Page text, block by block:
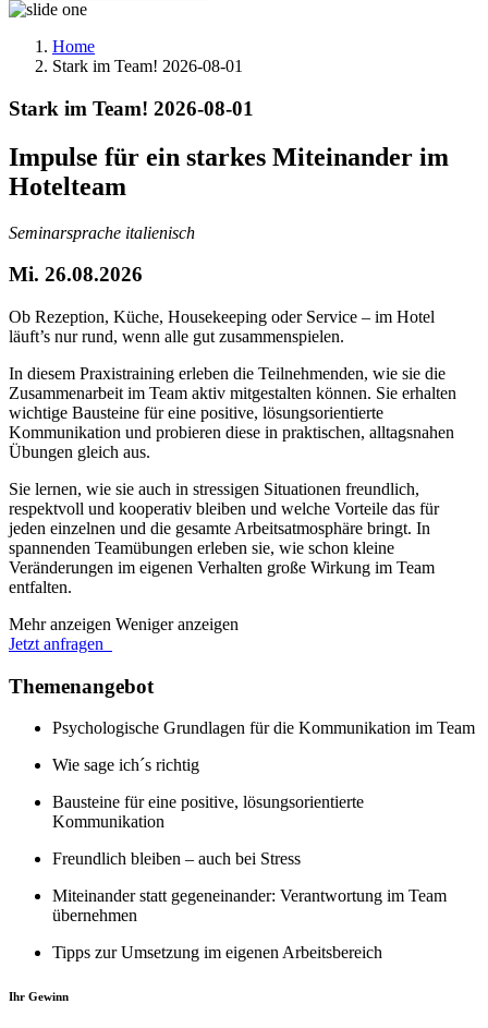
Home
Stark im Team! 2026-08-01
Stark im Team! 2026-08-01
Impulse für ein starkes Miteinander im
Hotelteam
Seminarsprache italienisch
Mi. 26.08.2026
Ob Rezeption, Küche, Housekeeping oder Service – im Hotel
läuft’s nur rund, wenn alle gut zusammenspielen.
In diesem Praxistraining erleben die Teilnehmenden, wie sie die
Zusammenarbeit im Team aktiv mitgestalten können. Sie erhalten
wichtige Bausteine für eine positive, lösungsorientierte
Kommunikation und probieren diese in praktischen, alltagsnahen
Übungen gleich aus.
Sie lernen, wie sie auch in stressigen Situationen freundlich,
respektvoll und kooperativ bleiben und welche Vorteile das für
jeden einzelnen und die gesamte Arbeitsatmosphäre bringt. In
spannenden Teamübungen erleben sie, wie schon kleine
Veränderungen im eigenen Verhalten große Wirkung im Team
entfalten.
Mehr anzeigen Weniger anzeigen
Jetzt anfragen
Themenangebot
Psychologische Grundlagen für die Kommunikation im Team
Wie sage ich´s richtig
Bausteine für eine positive, lösungsorientierte
Kommunikation
Freundlich bleiben – auch bei Stress
Miteinander statt gegeneinander: Verantwortung im Team
übernehmen
Tipps zur Umsetzung im eigenen Arbeitsbereich
Ihr Gewinn